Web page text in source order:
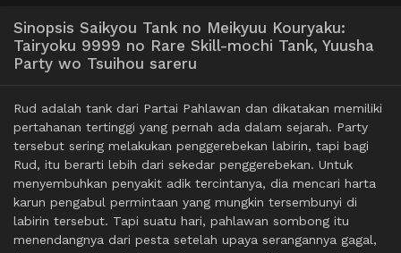
Sinopsis Saikyou Tank no Meikyuu Kouryaku:
Tairyoku 9999 no Rare Skill-mochi Tank, Yuusha
Party wo Tsuihou sareru
Rud adalah tank dari Partai Pahlawan dan dikatakan memiliki
pertahanan tertinggi yang pernah ada dalam sejarah. Party
tersebut sering melakukan penggerebekan labirin, tapi bagi
Rud, itu berarti lebih dari sekedar penggerebekan. Untuk
menyembuhkan penyakit adik tercintanya, dia mencari harta
karun pengabul permintaan yang mungkin tersembunyi di
labirin tersebut. Tapi suatu hari, pahlawan sombong itu
menendangnya dari pesta setelah upaya serangannya gagal,